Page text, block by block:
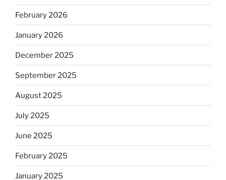
February 2026
January 2026
December 2025
September 2025
August 2025
July 2025
June 2025
February 2025
January 2025